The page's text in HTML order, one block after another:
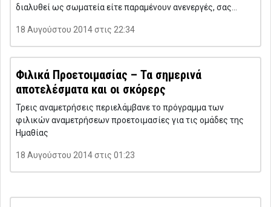
διαλυθεί ως σωματεία είτε παραμένουν ανενεργές, σας…
18 Αυγούστου 2014 στις 22:34
Φιλικά Προετοιμασίας – Τα σημερινά
αποτελέσματα και οι σκόρερς
Τρεις αναμετρήσεις περιελάμβανε το πρόγραμμα των
φιλικών αναμετρήσεων προετοιμασίες για τις ομάδες της
Ημαθίας
18 Αυγούστου 2014 στις 01:23